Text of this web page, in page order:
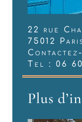
22 rue
75012
Tel : 06
Plus